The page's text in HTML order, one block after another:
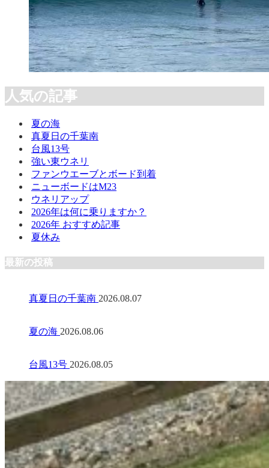
人気の記事
夏の海
真夏日の千葉南
台風13号
強い東ウネリ
ファンウエーブとボード到着
ニューボードはM23
ウネリアップ
2026年は何に乗りますか？
2026年 おすすめ記事
夏休み
最新の投稿
真夏日の千葉南 2026.08.07
夏の海 2026.08.06
台風13号 2026.08.05